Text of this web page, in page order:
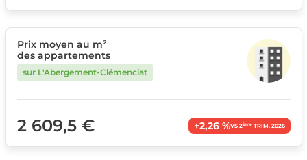
Prix moyen au m²
des appartements
sur L'Abergement-Clémenciat
2 609,5 € +2,26 %VS 2èmeTRIM. 2026